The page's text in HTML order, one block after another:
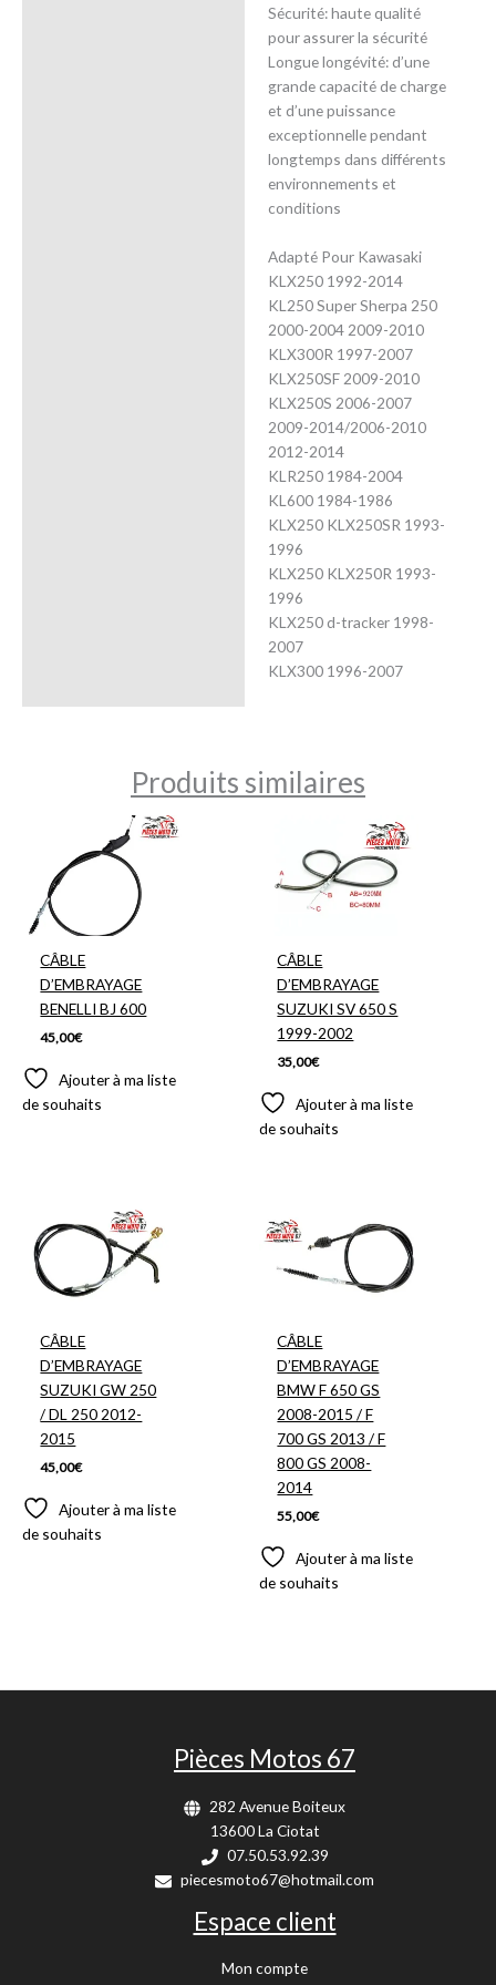
Sécurité: haute qualité
pour assurer la sécurité
Longue longévité: d’une
grande capacité de charge
et d’une puissance
exceptionnelle pendant
longtemps dans différents
environnements et
conditions
Adapté Pour Kawasaki
KLX250 1992-2014
KL250 Super Sherpa 250
2000-2004 2009-2010
KLX300R 1997-2007
KLX250SF 2009-2010
KLX250S 2006-2007
2009-2014/2006-2010
2012-2014
KLR250 1984-2004
KL600 1984-1986
KLX250 KLX250SR 1993-
1996
KLX250 KLX250R 1993-
1996
KLX250 d-tracker 1998-
2007
KLX300 1996-2007
Produits similaires
CÂBLE
D’EMBRAYAGE
BENELLI BJ 600
45,00€
Ajouter à ma liste
de souhaits
CÂBLE
D’EMBRAYAGE
SUZUKI SV 650 S
1999-2002
35,00€
Ajouter à ma liste
de souhaits
CÂBLE
D’EMBRAYAGE
SUZUKI GW 250
/ DL 250 2012-
2015
45,00€
Ajouter à ma liste
de souhaits
CÂBLE
D’EMBRAYAGE
BMW F 650 GS
2008-2015 / F
700 GS 2013 / F
800 GS 2008-
2014
55,00€
Ajouter à ma liste
de souhaits
Pièces Motos 67
282 Avenue Boiteux
13600 La Ciotat
07.50.53.92.39
piecesmoto67@hotmail.com
Espace client
Mon compte